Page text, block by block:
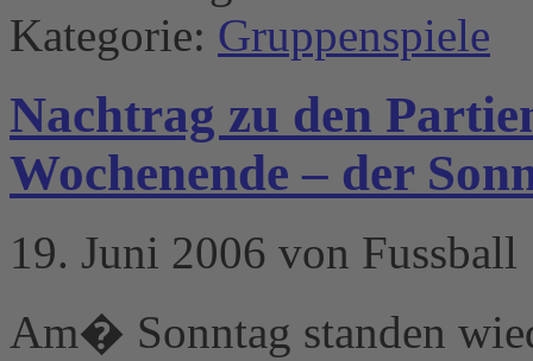
Kategorie: Gruppenspiele
Nachtrag zu den
Wochenende – der
19. Juni 2006 von Fussball
Am� Sonntag standen